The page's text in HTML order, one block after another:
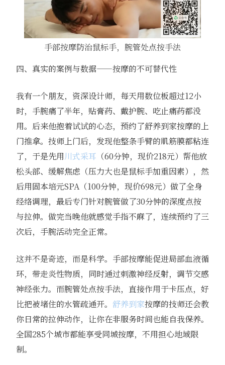
手部按摩防治鼠标手，腕管处点按手法
四、真实的案例与数据——按摩的不可替代性
我有一个朋友，资深设计师，每天用数位板超过12小
时，手腕痛了半年，贴膏药、戴护腕、吃止痛药都没
用。后来他抱着试试的心态，预约了舒养到家按摩的上
门推拿。技师上门后，发现他整条手臂的肌筋膜都粘连
了，于是先用川式采耳 （60分钟，现价218元）帮他放
松头部、缓解焦虑（压力大也是鼠标手加重因素），然
后用固本培元SPA（100分钟，现价698元）做了全身
经络调理，最后专门针对腕管做了30分钟的深度点按
与拉伸。做完当晚他就感觉手指不麻了，连续预约了三
次后，手腕活动完全正常。
这并不是奇迹，而是科学。手部按摩能促进局部血液循
环，带走炎性物质，同时通过刺激神经反射，调节交感
神经张力。而腕管处点按手法，直接作用于卡压点，好
比把被堵住的水管疏通开。 舒养到家按摩的技师还会教
你日常的拉伸动作，让你在非服务时间也能自我保养。
全国285个城市都能享受同城按摩，不用担心地域限
制。